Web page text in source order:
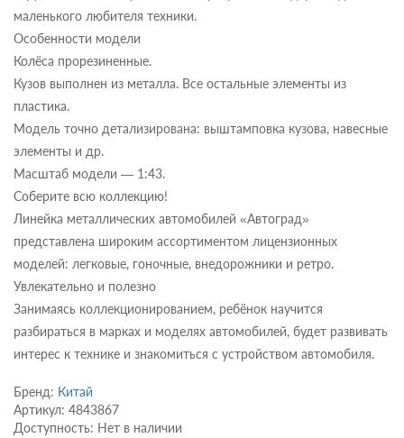
маленького любителя техники.
Особенности модели
Колёса прорезиненные.
Кузов выполнен из металла. Все остальные элементы из
пластика.
Модель точно детализирована: выштамповка кузова, навесные
элементы и др.
Масштаб модели — 1:43.
Соберите всю коллекцию!
Линейка металлических автомобилей «Автоград»
представлена широким ассортиментом лицензионных
моделей: легковые, гоночные, внедорожники и ретро.
Увлекательно и полезно
Занимаясь коллекционированием, ребёнок научится
разбираться в марках и моделях автомобилей, будет развивать
интерес к технике и знакомиться с устройством автомобиля.
Бренд: Китай
Артикул: 4843867
Доступность: Нет в наличии